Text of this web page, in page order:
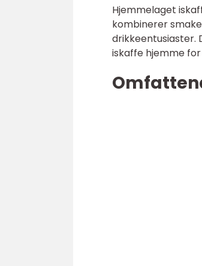
Hjemmelaget
kombinerer
drikkeentusiaster.
iskaffe hjemme